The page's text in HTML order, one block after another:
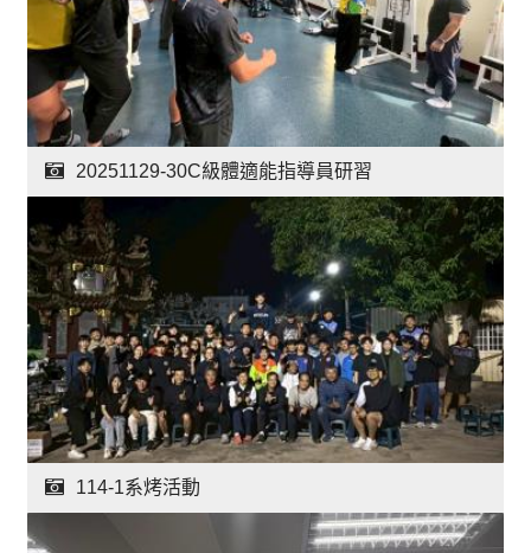
20251129-30C級體適能指導員研習
114-1系烤活動